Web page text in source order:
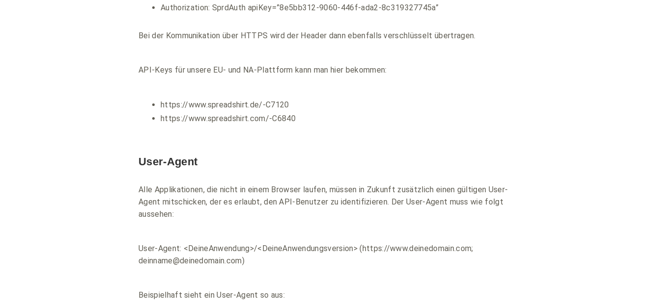
Authorization: SprdAuth apiKey=”8e5bb312-9060-446f-ada2-8c319327745a”
Bei der Kommunikation über HTTPS wird der Header dann ebenfalls verschlüsselt übertragen.
API-Keys für unsere EU- und NA-Plattform kann man hier bekommen:
https://www.spreadshirt.de/-C7120
https://www.spreadshirt.com/-C6840
User-Agent
Alle Applikationen, die nicht in einem Browser laufen, müssen in Zukunft zusätzlich einen gültigen User-
Agent mitschicken, der es erlaubt, den API-Benutzer zu identifizieren. Der User-Agent muss wie folgt
aussehen:
User-Agent: <DeineAnwendung>/<DeineAnwendungsversion> (https://www.deinedomain.com;
deinname@deinedomain.com)
Beispielhaft sieht ein User-Agent so aus: